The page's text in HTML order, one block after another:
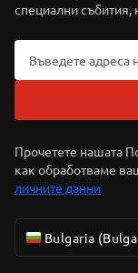
специални
Прочетете нашата
как обработваме
личните данни
Bulgaria